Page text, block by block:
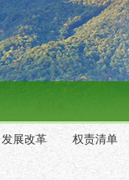
发展改革 权责清单